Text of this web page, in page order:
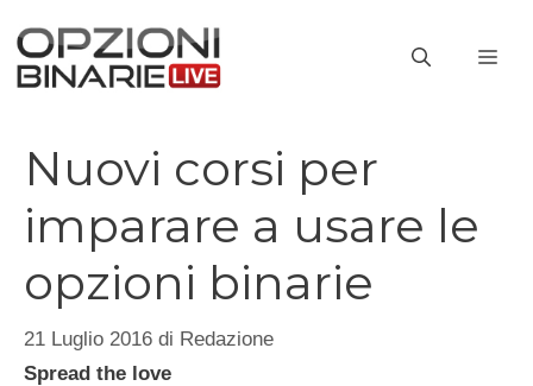
contenuto
Nuovi corsi per
imparare a usare le
opzioni binarie
21 Luglio 2016 di Redazione
Spread the love